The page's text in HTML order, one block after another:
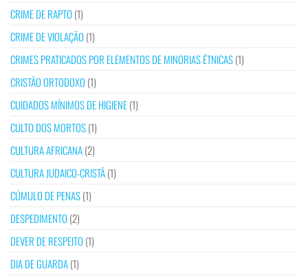
CRIME DE RAPTO (1)
CRIME DE VIOLAÇÃO (1)
CRIMES PRATICADOS POR ELEMENTOS DE MINORIAS ÉTNICAS(1)
CRISTÃO ORTODOXO (1)
CUIDADOS MÍNIMOS DE HIGIENE(1)
CULTO DOS MORTOS(1)
CULTURA AFRICANA(2)
CULTURA JUDAICO-CRISTÃ(1)
CÚMULO DE PENAS(1)
DESPEDIMENTO (2)
DEVER DE RESPEITO (1)
DIA DE GUARDA(1)